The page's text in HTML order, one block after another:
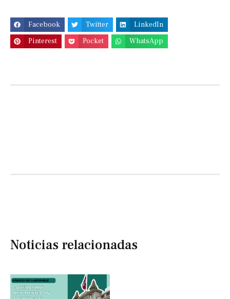
Facebook Twitter
LinkedIn
Pinterest
Pocket WhatsApp
Noticias relacionadas